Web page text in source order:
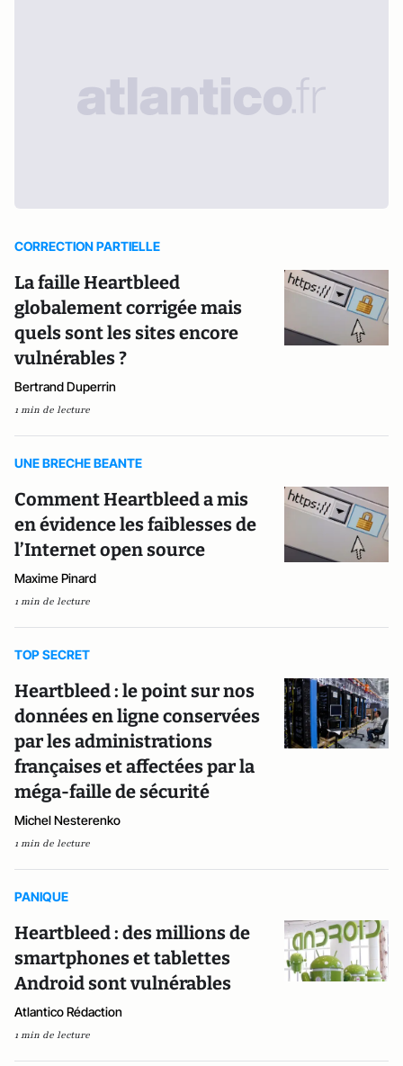
CORRECTION PARTIELLE
La faille Heartbleed
globalement corrigée mais
quels sont les sites encore
vulnérables ?
Bertrand Duperrin
1 min de lecture
UNE BRECHE BEANTE
Comment Heartbleed a mis
en évidence les faiblesses de
l’Internet open source
Maxime Pinard
1 min de lecture
TOP SECRET
Heartbleed : le point sur nos
données en ligne conservées
par les administrations
françaises et affectées par la
méga-faille de sécurité
Michel Nesterenko
1 min de lecture
PANIQUE
Heartbleed : des millions de
smartphones et tablettes
Android sont vulnérables
Atlantico Rédaction
1 min de lecture